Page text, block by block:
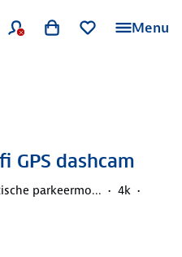
Menu
GPS dashcam
parkeermo...
4k